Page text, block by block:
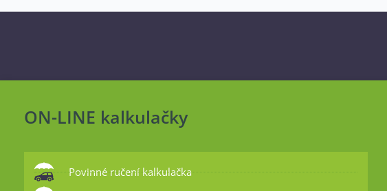
ON-LINE kalkulačky
Povinné ručení kalkulačka